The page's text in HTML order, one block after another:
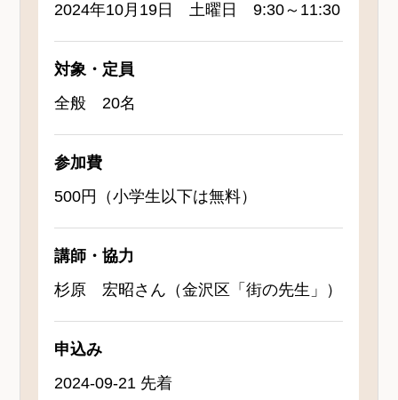
2024年10月19日 土曜日 9:30～11:30
対象・定員
全般 20名
参加費
500円（小学生以下は無料）
講師・協力
杉原 宏昭さん（金沢区「街の先生」）
申込み
2024-09-21 先着